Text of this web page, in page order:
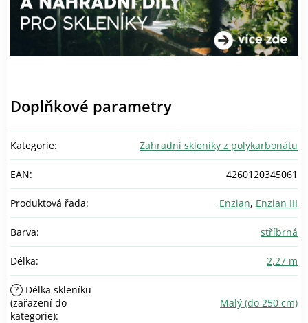
Doplňkové parametry
Kategorie: Zahradní skleníky z polykarbonátu
EAN: 4260120345061
Produktová řada: Enzian, Enzian III
Barva: stříbrná
Délka: 2,27 m
? Délka skleníku
(zařazení do
kategorie):
Malý (do 250 cm)